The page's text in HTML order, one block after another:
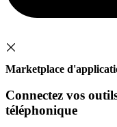
Marketplace
Connectez vos
téléphonique